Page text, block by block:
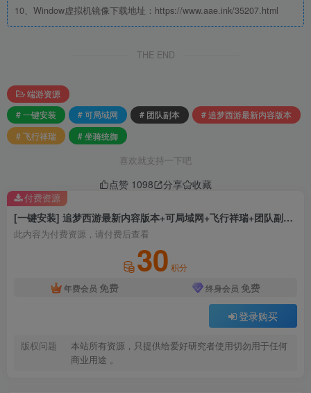
10、Window虚拟机镜像下载地址：https://www.aae.ink/35207.html
THE END
端游资源
# 一键安装
# 可局域网 # 团队副本
# 追梦西游最新内容版本
# 飞行祥瑞
# 坐骑统御
喜欢就支持一下吧
点赞 1098 分享 收藏
[一键安装] 追梦西游最新内容版本+可局域网+飞行祥瑞+团队副本+坐骑统御
此内容为付费资源，请付费后查看
30 积分
年费会员 免费 终身会员 免费
登录购买
版权问题
本站所有资源，只提供给爱好研究者使用切勿用于任何
商业用途 。
付费资源